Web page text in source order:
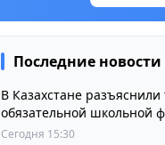
Последние новости
В Казахстане разъяснили
обязательной школьной
Сегодня 15:30